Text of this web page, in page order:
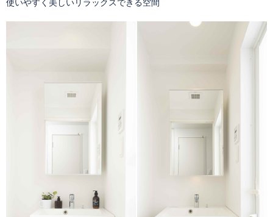
使いやすく美しいリラックスできる空間